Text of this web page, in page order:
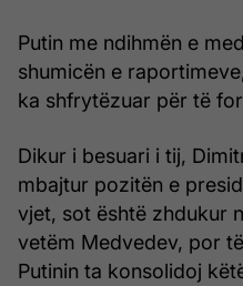
Putin me ndihmën e
shumicën e
ka shfrytëzuar për të
Dikur i besuari i tij,
mbajtur pozitën e
vjet, sot është zhdukur
vetëm Medvedev, por
Putinin ta konsolidoj